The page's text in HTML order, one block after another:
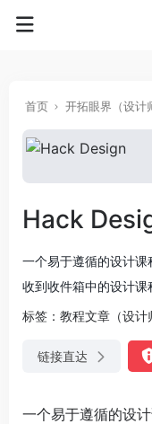
首页 开拓眼界（设计
Hack
一个易于遵循的设计
收到收件箱中的设计课
标签： 教程文章（设计
链接直达
一个易于遵循的设